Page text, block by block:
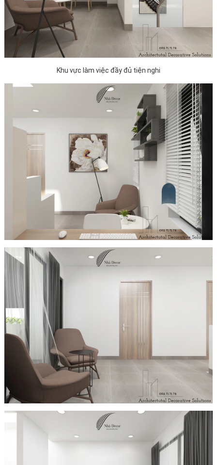
Khu vực làm việc đầy đủ tiện nghi